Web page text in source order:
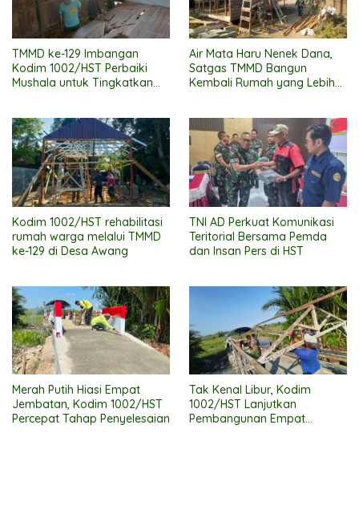
TMMD ke-129 Imbangan
Kodim 1002/HST Perbaiki
Mushala untuk Tingkatkan
Air Mata Haru Nenek Dana,
Satgas TMMD Bangun
Kembali Rumah yang Lebih
Kodim 1002/HST rehabilitasi
rumah warga melalui TMMD
ke-129 di Desa Awang
TNI AD Perkuat Komunikasi
Teritorial Bersama Pemda
dan Insan Pers di HST
Merah Putih Hiasi Empat
Jembatan, Kodim 1002/HST
Percepat Tahap Penyelesaian
Tak Kenal Libur, Kodim
1002/HST Lanjutkan
Pembangunan Empat